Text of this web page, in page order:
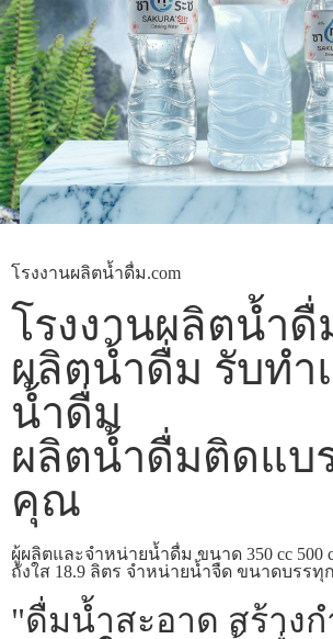
โรงงานผลิตน้ำดื่ม.com
โรงงานผลิตน้ำดื่
ผลิตน้ำดื่ม รับทำ
น้ำดื่ม
ผลิตน้ำดื่มติดแบ
คุณ
ผู้ผลิตและจำหน่ายน้ำดื่ม ขนาด 350 cc 500
ถังใส 18.9 ลิตร จำหน่ายน้ำจืด ขนาดบรรทุก
"ดื่มน้ำสะอาด สร้างก